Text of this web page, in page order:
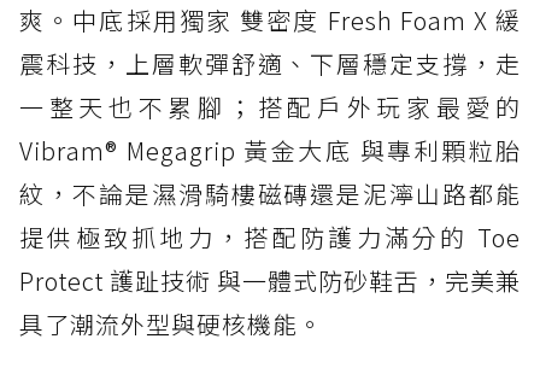
爽。中底採用獨家 雙密度 Fresh Foam X 緩
震科技，上層軟彈舒適、下層穩定支撐，走
一整天也不累腳；搭配戶外玩家最愛的
Vibram® Megagrip 黃金大底 與專利顆粒胎
紋，不論是濕滑騎樓磁磚還是泥濘山路都能
提供極致抓地力，搭配防護力滿分的 Toe
Protect 護趾技術 與一體式防砂鞋舌，完美兼
具了潮流外型與硬核機能。